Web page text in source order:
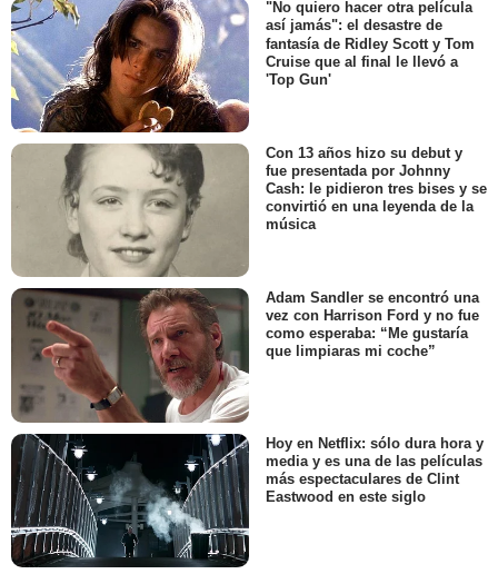
"No quiero hacer otra película
así jamás": el desastre de
fantasía de Ridley Scott y Tom
Cruise que al final le llevó a
'Top Gun'
Con 13 años hizo su debut y
fue presentada por Johnny
Cash: le pidieron tres bises y se
convirtió en una leyenda de la
música
Adam Sandler se encontró una
vez con Harrison Ford y no fue
como esperaba: “Me gustaría
que limpiaras mi coche”
Hoy en Netflix: sólo dura hora y
media y es una de las películas
más espectaculares de Clint
Eastwood en este siglo